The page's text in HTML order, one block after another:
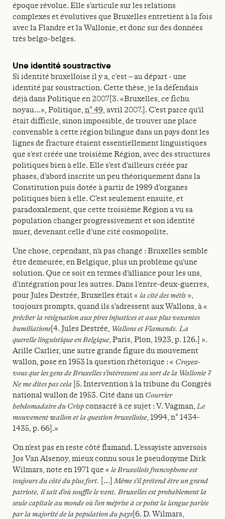
époque révolue. Elle s’articule sur les relations
complexes et évolutives que Bruxelles entretient à la fois
avec la Flandre et la Wallonie, et donc sur des données
très belgo-belges.
Une identité soustractive
Si identité bruxelloise il y a, c’est – au départ ‒ une
identité par soustraction. Cette thèse, je la défendais
déjà dans Politique en 2007[3. «Bruxelles, ce fichu
noyau…», Politique, n° 49, avril 2007.]. C’est parce qu’il
était difficile, sinon impossible, de trouver une place
convenable à cette région bilingue dans un pays dont les
lignes de fracture étaient essentiellement linguistiques
que s’est créée une troisième Région, avec des structures
politiques bien à elle. Elle s’est d’ailleurs créée par
phases, d’abord inscrite un peu théoriquement dans la
Constitution puis dotée à partir de 1989 d’organes
politiques bien à elle. C’est seulement ensuite, et
paradoxalement, que cette troisième Région a vu sa
population changer progressivement et son identité
muer, devenant celle d’une cité cosmopolite.
Une chose, cependant, n’a pas changé : Bruxelles semble
être demeurée, en Belgique, plus un problème qu’une
solution. Que ce soit en termes d’alliance pour les uns,
d’intégration pour les autres. Dans l’entre-deux-guerres,
pour Jules Destrée, Bruxelles était « la cité des métis»,
toujours prompts, quand ils s’adressent aux Wallons, à «
prêcher la résignation aux pires injustices et aux plus vexantes
humiliations[4. Jules Destrée, Wallons et Flamands. La
querelle linguistique en Belgique, Paris, Plon, 1923, p. 126.] ».
Arille Carlier, une autre grande figure du mouvement
wallon, pose en 1953 la question rhétorique : « Croyez-
vous que les gens de Bruxelles s’intéressent au sort de la Wallonie ?
Ne me dites pas cela [5. Intervention à la tribune du Congrès
national wallon de 1953. Cité dans un Courrier
hebdomadaire du Crispconsacré à ce sujet : V. Vagman,Le
mouvement wallon et la question bruxelloise, 1994, n° 1434-
1435, p. 66].»
On n’est pas en reste côté flamand. L’essayiste anversois
Jos Van Alsenoy, mieux connu sous le pseudonyme Dirk
Wilmars, note en 1971 que « le Bruxellois francophone est
toujours du côté du plus fort. […]Même s’il prétend être un grand
patriote, il sait d’où souffle le vent. Bruxelles est probablement la
seule capitale au monde où l’on méprise à ce point la langue parlée
par la majorité de la population du pays[6. D. Wilmars,